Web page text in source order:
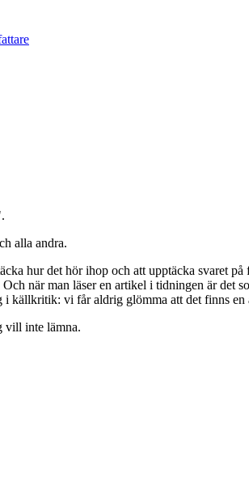
alla andra.
hur det hör ihop och att upptäcka svaret på
när man läser en artikel i tidningen är det
i källkritik: vi får aldrig glömma att det finns en
vill inte lämna.